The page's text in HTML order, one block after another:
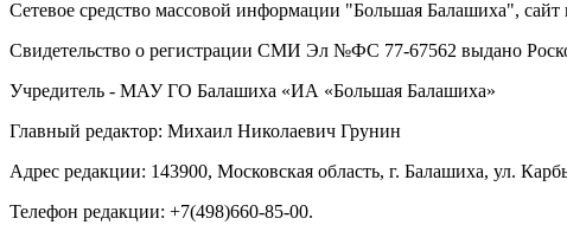
Сетевое средство массовой информации "Большая Балашиха", сайт
Свидетельство о регистрации СМИ Эл №ФС ‎77-67562 выдано
Учредитель - МАУ ГО Балашиха «ИА «Большая Балашиха»
Главный редактор: Михаил Николаевич Грунин
Адрес редакции: 143900, Московская область, г. Балашиха, ул.
Телефон редакции: +7(498)660-85-00.